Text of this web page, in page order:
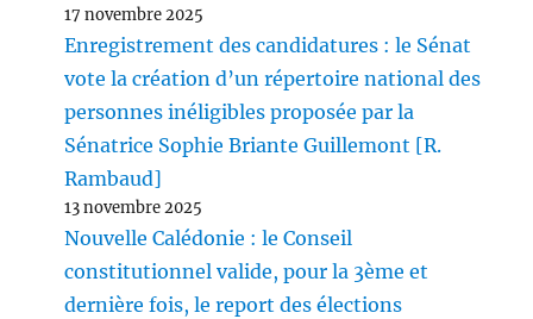
17 novembre 2025
Enregistrement des candidatures : le Sénat
vote la création d’un répertoire national des
personnes inéligibles proposée par la
Sénatrice Sophie Briante Guillemont [R.
Rambaud]
13 novembre 2025
Nouvelle Calédonie : le Conseil
constitutionnel valide, pour la 3ème et
dernière fois, le report des élections